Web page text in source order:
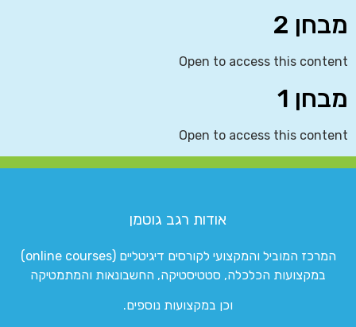
מבחן 2
Open to access this content
מבחן 1
Open to access this content
אודות רגב גוטמן
המרכז המוביל והמקצועי לקורסים דיגיטליים (online courses)
במקצועות הכלכלה, סטטיסטיקה, החשבונאות והמתמטיקה
וכן במקצועות נוספים.